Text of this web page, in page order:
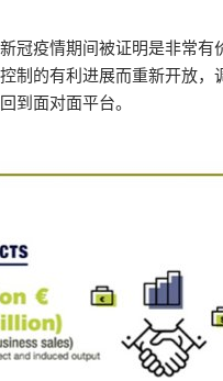
冠疫情期间被证明是非常有
制的有利进展而重新开放，
到面对面平台。